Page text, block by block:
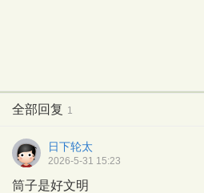
全部回复 1
日下轮太
2026-5-31 15:23
筒子是好文明